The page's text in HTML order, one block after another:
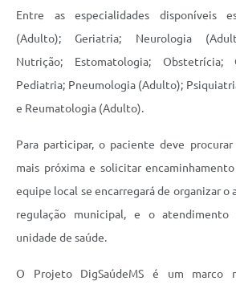
Entre as especialidades disponíveis
(Adulto); Geriatria; Neurologia
Nutrição; Estomatologia; Obstetrícia;
Pediatria; Pneumologia (Adulto);
e Reumatologia (Adulto).
Para participar, o paciente deve
mais próxima e solicitar
equipe local se encarregará de organizar o
regulação municipal, e o atendimento
unidade de saúde.
O Projeto DigSaúdeMS é um marco